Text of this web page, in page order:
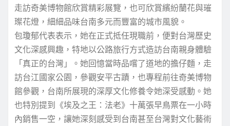
走訪奇美博物館欣賞精彩展覽，也可欣賞繽紛蘭花與璀
璨花燈，細細品味台南多元而豐富的城市風貌。
包瓊郁代表表示，她在正式抵任現職前，便對台灣歷史
文化深感興趣，特地以公路旅行方式造訪台南親身體驗
「真正的台灣」。她回憶當時品嚐了道地的擔仔麵，走
訪台江國家公園，參觀安平古蹟，也專程前往奇美博物
館參觀，台南所展現的深厚文化修養令她深受感動。她
也特別提到《埃及之王：法老》十萬張早鳥票在一小時
內銷售一空，讓她深刻感受到台南甚至台灣對文化藝術